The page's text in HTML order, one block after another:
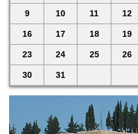
9 10 11 12
16 17 18 19
23 24 25 26
30 31